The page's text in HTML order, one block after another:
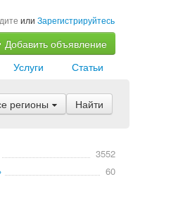
или Зарегистрируйтесь
Добавить объявление
Статьи
Услуги
регионы Найти
3552
60